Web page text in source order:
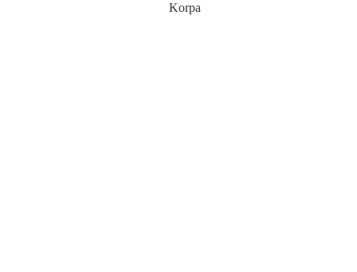
Korpa